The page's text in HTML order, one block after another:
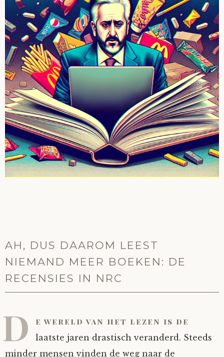
AH, DUS DAAROM LEEST
NIEMAND MEER BOEKEN: DE
RECENSIES IN NRC
D e wereld van het lezen is de
laatste jaren drastisch veranderd. Steeds
minder mensen vinden de weg naar de